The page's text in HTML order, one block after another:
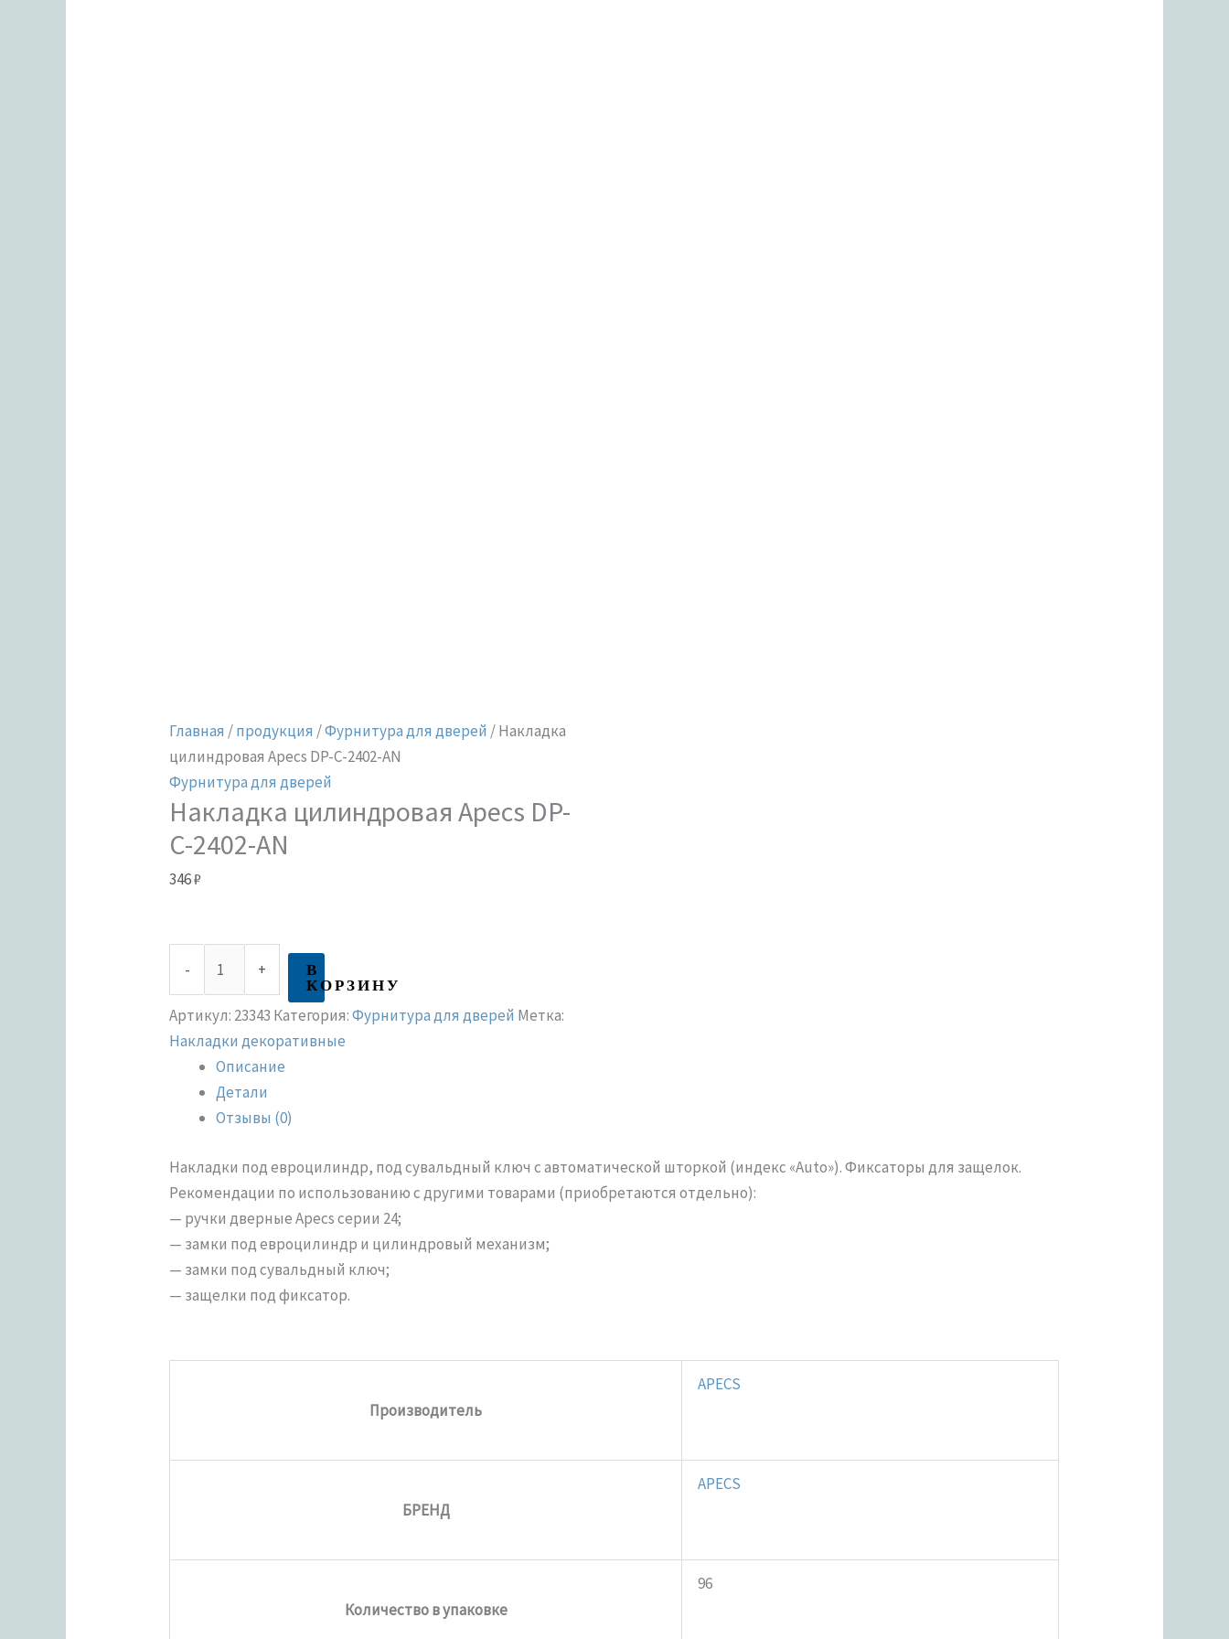
Главная /продукция /Фурнитура для дверей / Накладка
цилиндровая Apecs DP-C-2402-AN
Фурнитура для дверей
Накладка цилиндровая Apecs DP-
C-2402-AN
346₽
- + В
КОРЗИНУ
Артикул: 23343 Категория:Фурнитура для дверей Метка:
Накладки декоративные
Описание
Детали
Отзывы (0)
Накладки под евроцилиндр, под сувальдный ключ с автоматической шторкой (индекс «Auto»). Фиксаторы для защелок.
Рекомендации по использованию с другими товарами (приобретаются отдельно):
— ручки дверные Apecs серии 24;
— замки под евроцилиндр и цилиндровый механизм;
— замки под сувальдный ключ;
— защелки под фиксатор.
Производитель
APECS
БРЕНД
APECS
Количество в упаковке
96